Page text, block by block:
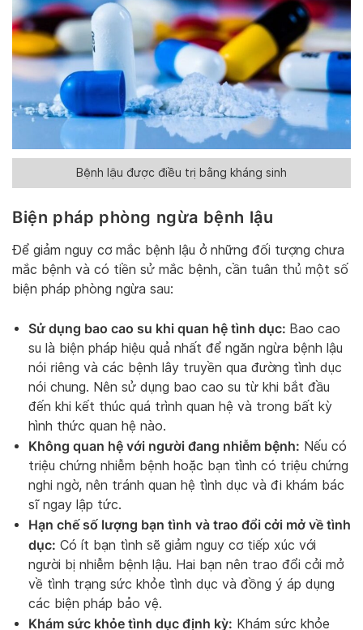
Bệnh lậu được điều trị bằng kháng sinh
Biện pháp phòng ngừa bệnh lậu
Để giảm nguy cơ mắc bệnh lậu ở những đối tượng chưa
mắc bệnh và có tiền sử mắc bệnh, cần tuân thủ một số
biện pháp phòng ngừa sau:
Sử dụng bao cao su khi quan hệ tình dục: Bao cao
su là biện pháp hiệu quả nhất để ngăn ngừa bệnh lậu
nói riêng và các bệnh lây truyền qua đường tình dục
nói chung. Nên sử dụng bao cao su từ khi bắt đầu
đến khi kết thúc quá trình quan hệ và trong bất kỳ
hình thức quan hệ nào.
Không quan hệ với người đang nhiễm bệnh: Nếu có
triệu chứng nhiễm bệnh hoặc bạn tình có triệu chứng
nghi ngờ, nên tránh quan hệ tình dục và đi khám bác
sĩ ngay lập tức.
Hạn chế số lượng bạn tình và trao đổi cởi mở về tình
dục: Có ít bạn tình sẽ giảm nguy cơ tiếp xúc với
người bị nhiễm bệnh lậu. Hai bạn nên trao đổi cởi mở
về tình trạng sức khỏe tình dục và đồng ý áp dụng
các biện pháp bảo vệ.
Khám sức khỏe tình dục định kỳ: Khám sức khỏe